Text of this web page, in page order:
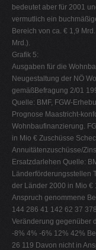
bedeutet aber für 2001
vermutlich ein
Bereich von ca. € 1,9
Mrd.).
Grafik 5:
Ausgaben für die
Neugestaltung der NÖ
gemäßBefragung 2/01
Quelle: BMF, FGW-
Prognose Maastricht-
Wohnbaufinanzierung.
in Mio € Zuschüsse
Annuitätenzuschüsse/
Ersatzdarlehen Quelle:
Länderförderungsstellen
der Länder 2000 in Mio €
Anspruch genommene
144 286 41 142 62 37
Veränderung gegenüber
-8% 4% -6% 12% 42%
26 119 Davon nicht in